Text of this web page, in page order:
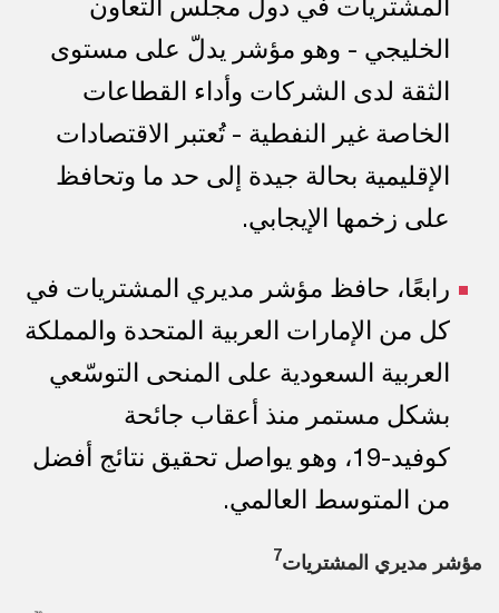
الخليجي - وهو مؤشر يدلّ على مستوى
الثقة لدى الشركات وأداء القطاعات
الخاصة غير النفطية - تُعتبر الاقتصادات
الإقليمية بحالة جيدة إلى حد ما وتحافظ
على زخمها الإيجابي.
رابعًا، حافظ مؤشر مديري المشتريات في
كل من الإمارات العربية المتحدة والمملكة
العربية السعودية على المنحى التوسّعي
بشكل مستمر منذ أعقاب جائحة
كوفيد-19، وهو يواصل تحقيق نتائج أفضل
من المتوسط العالمي.
مؤشر مديري المشتريات7